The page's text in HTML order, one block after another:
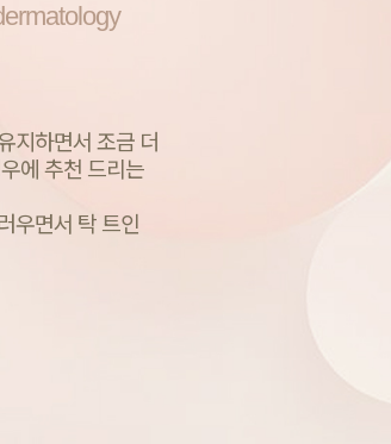
지하면서 조금 더
에 추천 드리는
우면서 탁 트인